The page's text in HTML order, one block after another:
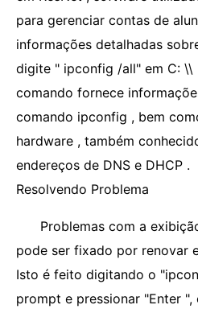
para gerenciar contas de
informações detalhadas
digite " ipconfig /all" em C: \\
comando fornece
comando ipconfig , bem
hardware , também
endereços de DNS e DHCP .
Resolvendo Problema
Problemas com a
pode ser fixado por renovar
Isto é feito digitando o
prompt e pressionar "Enter